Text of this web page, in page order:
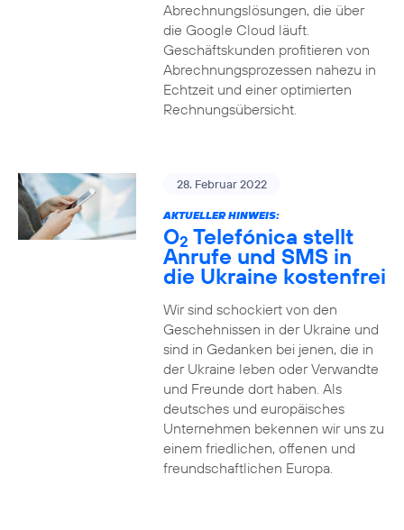
Abrechnungslösungen, die über
die Google Cloud läuft.
Geschäftskunden profitieren von
Abrechnungsprozessen nahezu in
Echtzeit und einer optimierten
Rechnungsübersicht.
28. Februar 2022
AKTUELLER HINWEIS:
O2 Telefónica stellt
Anrufe und SMS in
die Ukraine kostenfrei
Wir sind schockiert von den
Geschehnissen in der Ukraine und
sind in Gedanken bei jenen, die in
der Ukraine leben oder Verwandte
und Freunde dort haben. Als
deutsches und europäisches
Unternehmen bekennen wir uns zu
einem friedlichen, offenen und
freundschaftlichen Europa.